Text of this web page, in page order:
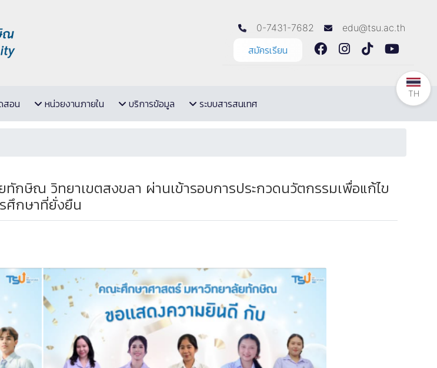
0-7431-7682
edu@tsu.ac.th
สมัครเรียน
สอน หน่วยงานภายใน บริการข้อมูล ระบบสารสนเทศ
ษิณ วิทยาเขตสงขลา ผ่านเข้ารอบการประกวดนวัตกรรมเพื่อแก้ไข
ศึกษาที่ยั่งยืน
TH